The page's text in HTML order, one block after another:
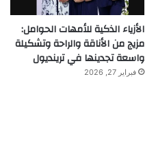
الأزياء الذكية للأمهات الحوامل:
مزيج من الأناقة والراحة وتشكيلة
واسعة تجدينها في ترينديول
فبراير 27, 2026